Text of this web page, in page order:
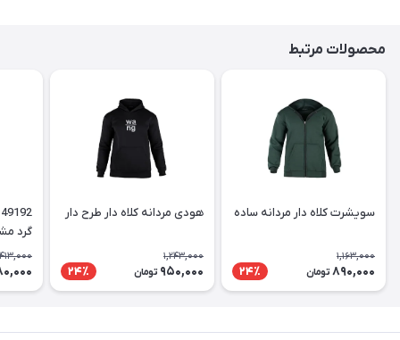
محصولات مرتبط
سویشرت کلاه دار مردانه ساده
1,163,000
890,000 تومان 24٪
هودی مردانه کلاه دار طرح دار
1,243,000
950,000 تومان 24٪
گرد